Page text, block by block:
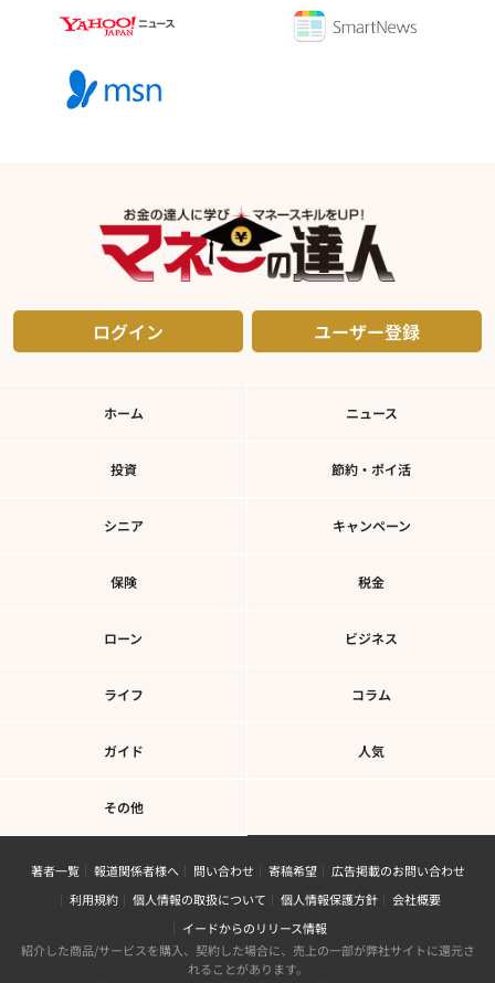
ログイン ユーザー登録
ホーム ニュース
投資 節約・ポイ活
シニア キャンペーン
保険 税金
ローン ビジネス
ライフ コラム
ガイド 人気
その他
著者一覧 報道関係者様へ 問い合わせ 寄稿希望
広告掲載のお問い合わせ
利用規約
個人情報の取扱について 個人情報保護方針
会社概要
イードからのリリース情報
紹介した商品/サービスを購入、契約した場合に、売上の一部が弊社サイトに還元さ
れることがあります。